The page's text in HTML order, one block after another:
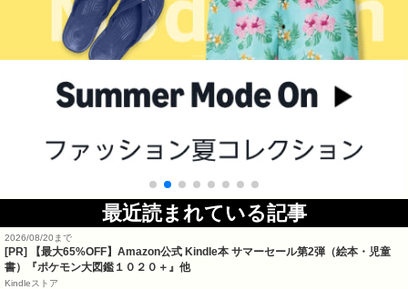
最近読まれている記事
2026/08/20まで
[PR]
【最大65%OFF】Amazon公式 Kindle本 サマーセール第2弾（絵本・児童
書）『ポケモン大図鑑１０２０＋』他
Kindleストア